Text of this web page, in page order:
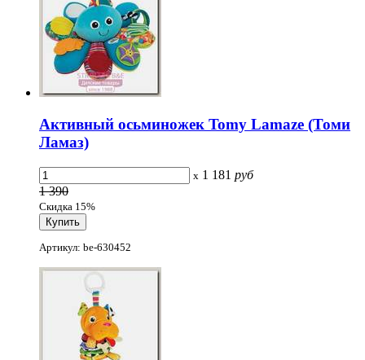
Активный осьминожек Tomy Lamaze (Томи
Ламаз)
x 1 181 руб
1 390
Скидка 15%
Артикул: be-630452